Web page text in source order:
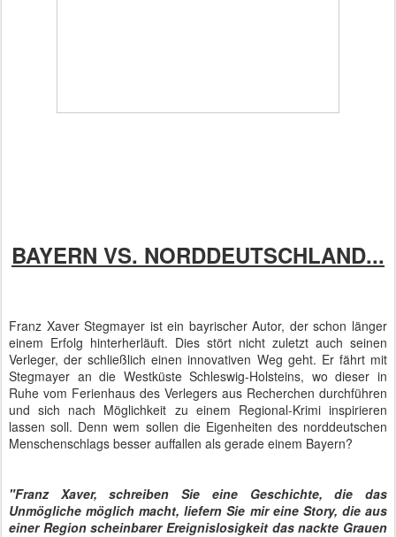
BAYERN VS. NORDDEUTSCHLAND...
Franz Xaver Stegmayer ist ein bayrischer Autor, der schon länger
einem Erfolg hinterherläuft. Dies stört nicht zuletzt auch seinen
Verleger, der schließlich einen innovativen Weg geht. Er fährt mit
Stegmayer an die Westküste Schleswig-Holsteins, wo dieser in
Ruhe vom Ferienhaus des Verlegers aus Recherchen durchführen
und sich nach Möglichkeit zu einem Regional-Krimi inspirieren
lassen soll. Denn wem sollen die Eigenheiten des norddeutschen
Menschenschlags besser auffallen als gerade einem Bayern?
"Franz Xaver, schreiben Sie eine Geschichte, die das
Unmögliche möglich macht, liefern Sie mir eine Story, die aus
einer Region scheinbarer Ereignislosigkeit das nackte Grauen